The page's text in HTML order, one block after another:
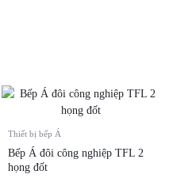
Thiết bị bếp Á
Bếp Á đôi công nghiệp TFL 2
họng đốt